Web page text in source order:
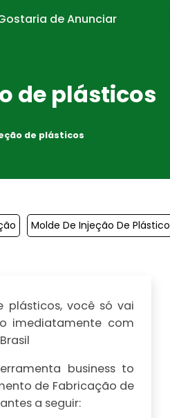
de Anunciar
de plásticos
de plásticos
Molde De Injeção De Plástico
plásticos, você só vai
imediatamente com
business to
de Fabricação de
a seguir: